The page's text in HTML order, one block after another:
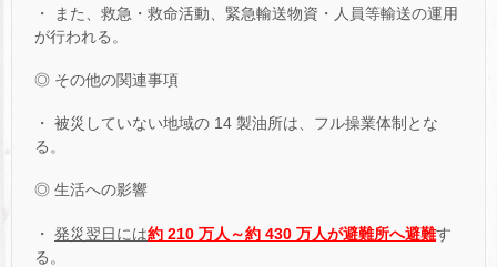
・ また、救急・救命活動、緊急輸送物資・人員等輸送の運用
が行われる。
◎ その他の関連事項
・ 被災していない地域の 14 製油所は、フル操業体制とな
る。
◎ 生活への影響
・ 発災翌日には約 210 万人～約 430 万人が避難所へ避難す
る。